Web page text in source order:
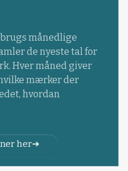
månedlige
de nyeste tal for
Hver måned giver
mærker der
hvordan
her